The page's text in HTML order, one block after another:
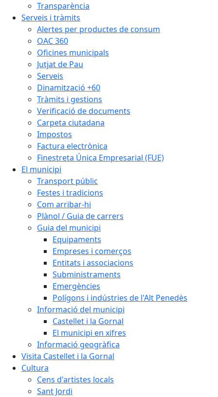
Transparència
Serveis i tràmits
Alertes per productes de consum
OAC 360
Oficines municipals
Jutjat de Pau
Serveis
Dinamització +60
Tràmits i gestions
Verificació de documents
Carpeta ciutadana
Impostos
Factura electrònica
Finestreta Única Empresarial (FUE)
El municipi
Transport públic
Festes i tradicions
Com arribar-hi
Plànol / Guia de carrers
Guia del municipi
Equipaments
Empreses i comerços
Entitats i associacions
Subministraments
Emergències
Polígons i indústries de l'Alt Penedès
Informació del municipi
Castellet i la Gornal
El municipi en xifres
Informació geogràfica
Visita Castellet i la Gornal
Cultura
Cens d'artistes locals
Sant Jordi